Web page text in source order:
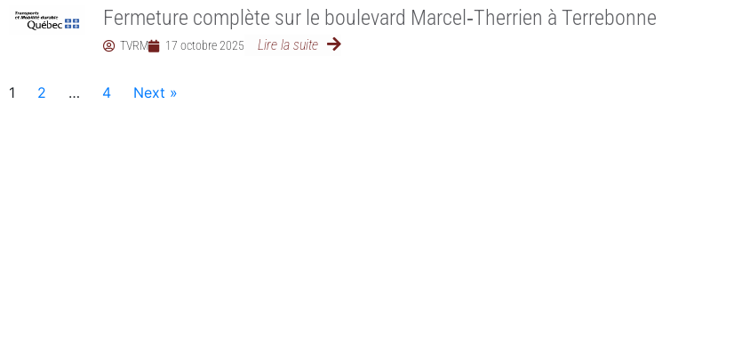
Fermeture complète sur le boulevard Marcel‑Therrien à Terrebonne
TVRM 17 octobre 2025 Lire la suite
1 2 … 4 Next »